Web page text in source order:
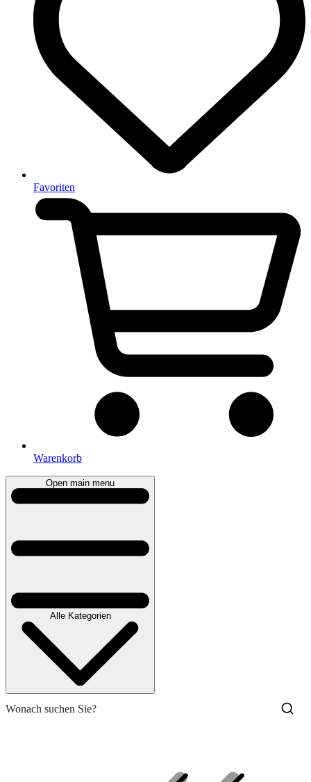
Favoriten
Warenkorb
Open main menu
Alle Kategorien